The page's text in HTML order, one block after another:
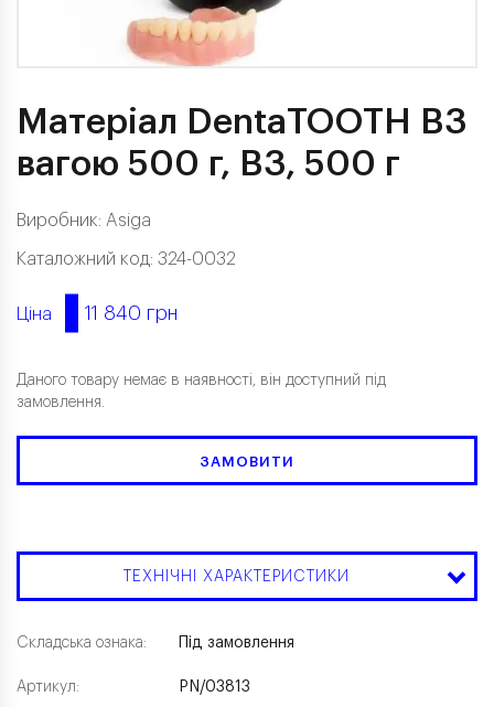
Матеріал DentaTOOTH B3
вагою 500 г, B3, 500 г
Виробник: Asiga
Каталожний код: 324-0032
Ціна 11 840 грн
Даного товару немає в наявності, він доступний під
замовлення.
ЗАМОВИТИ
ТЕХНІЧНІ ХАРАКТЕРИСТИКИ
Складська ознака:
Артикул:
Під замовлення
PN/03813